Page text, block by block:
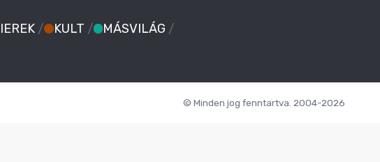
/ KULT / MÁSVILÁG /
© Minden jog fenntartva. 2004-2026